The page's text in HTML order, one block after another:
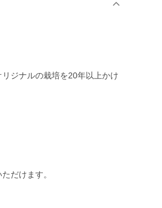
ジナルの栽培を20年以上かけ
だけます。